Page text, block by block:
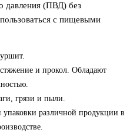
давления (ПВД) без
с пищевыми
и прокол. Обладают
грязи и пыли.
упаковки различной продукции в